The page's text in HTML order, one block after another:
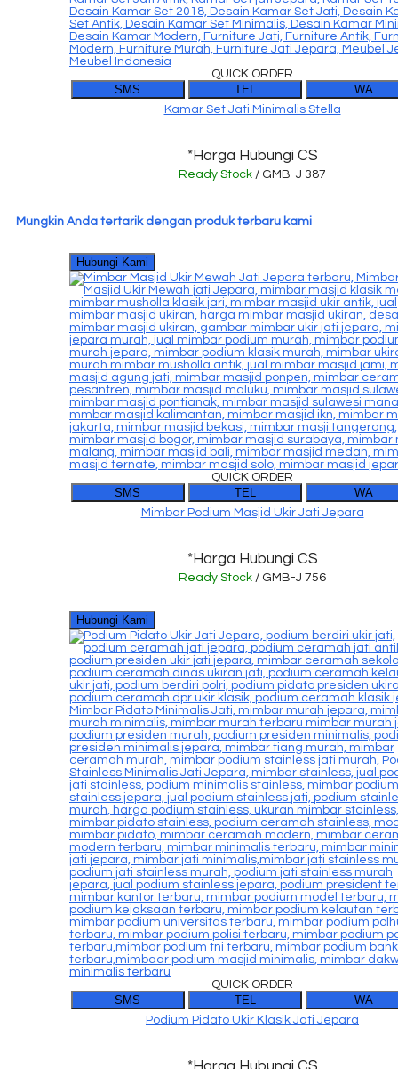
QUICK ORDER
SMS TEL WA
Kamar Set Jati Minimalis Stella
*Harga Hubungi CS
Ready Stock / GMB-J 387
Mungkin Anda tertarik dengan produk terbaru kami
Hubungi Kami
QUICK ORDER
SMS TEL WA
Mimbar Podium Masjid Ukir Jati Jepara
*Harga Hubungi CS
Ready Stock / GMB-J 756
Hubungi Kami
QUICK ORDER
SMS TEL WA
Podium Pidato Ukir Klasik Jati Jepara